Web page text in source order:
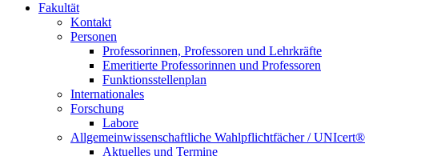
Fakultät
Kontakt
Personen
Professorinnen, Professoren und Lehrkräfte
Emeritierte Professorinnen und Professoren
Funktionsstellenplan
Internationales
Forschung
Labore
Allgemeinwissenschaftliche Wahlpflichtfächer / UNIcert®
Aktuelles und Termine